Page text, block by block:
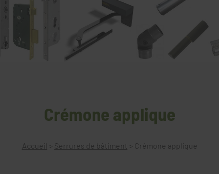
Crémone applique
Accueil > Serrures de bâtiment > Crémone applique